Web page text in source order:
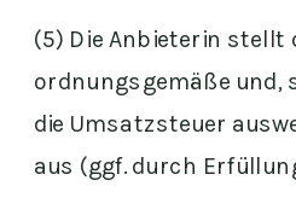
(5) Die Anbieterin stellt
ordnungsgemäße und,
die Umsatzsteuer
aus (ggf. durch